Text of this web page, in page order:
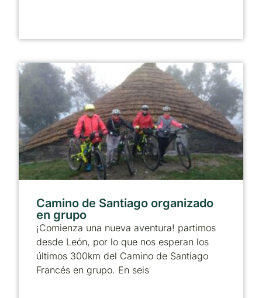
Camino de Santiago organizado
en grupo
¡Comienza una nueva aventura! partimos
desde León, por lo que nos esperan los
últimos 300km del Camino de Santiago
Francés en grupo. En seis